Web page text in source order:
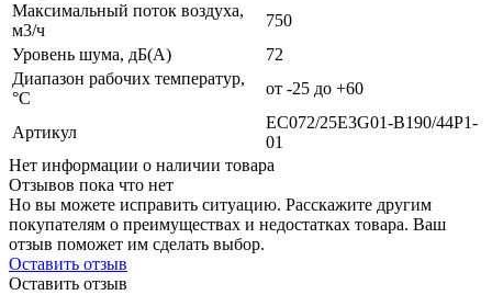
Максимальный поток воздуха,
м3/ч
750
Уровень шума, дБ(А)
72
Диапазон рабочих температур,
°C
от -25 до +60
Артикул
EC072/25E3G01-B190/44P1-
01
Нет информации о наличии товара
Отзывов пока что нет
Но вы можете исправить ситуацию. Расскажите другим
покупателям о преимуществах и недостатках товара. Ваш
отзыв поможет им сделать выбор.
Оставить отзыв
Оставить отзыв